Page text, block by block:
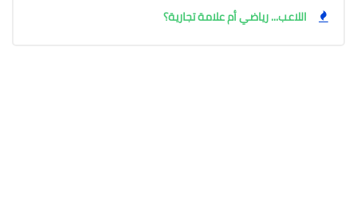
اللاعب... رياضي أم علامة تجارية؟